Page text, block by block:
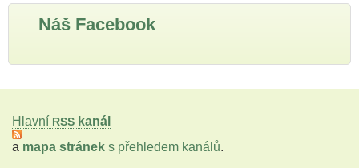
Náš Facebook
Hlavní RSS kanál
a mapa stránek s přehledem kanálů.